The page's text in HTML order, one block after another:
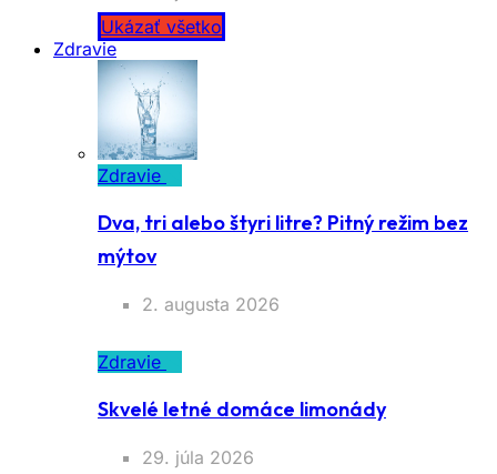
Ukázať všetko
Zdravie
Zdravie
Dva, tri alebo štyri litre? Pitný režim bez
mýtov
2. augusta 2026
Zdravie
Skvelé letné domáce limonády
29. júla 2026